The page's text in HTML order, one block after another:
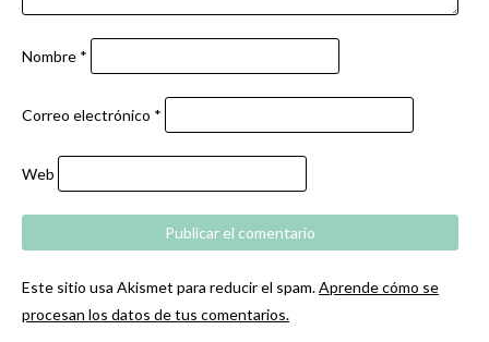
Nombre *
Correo electrónico *
Web
Este sitio usa Akismet para reducir el spam.Aprende cómo se
procesan los datos de tus comentarios.